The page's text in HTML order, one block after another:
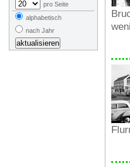
pro Seite
alphabetisch
nach Jahr